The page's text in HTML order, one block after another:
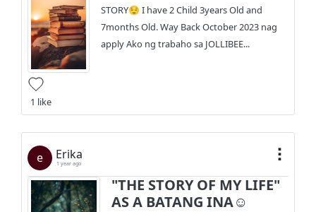
STORY😌 I have 2 Child 3years Old and
7months Old. Way Back October 2023 nag
apply Ako ng trabaho sa JOLLIBEE...
1 like
e Erika
1 year ago
"THE STORY OF MY LIFE"
AS A BATANG INA☺️